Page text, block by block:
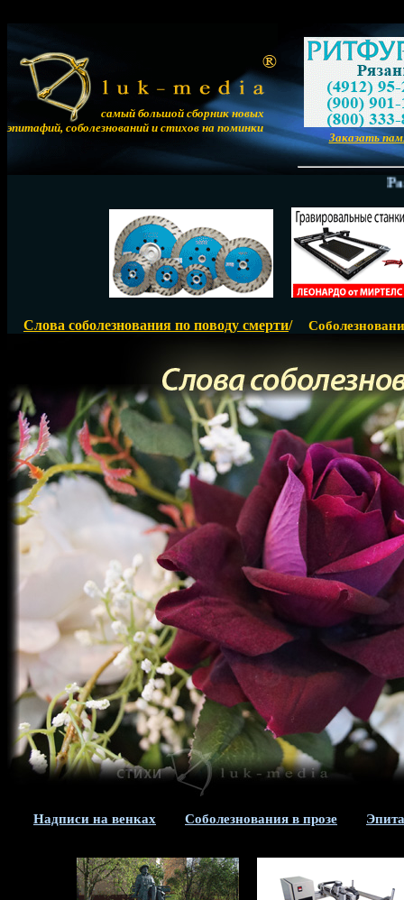
самый большой сборник новых
эпитафий, соболезнований и стихов на поминки
Заказать
Слова соболезнования по поводу смерти/
Надписи на венках Соболезнования в прозе